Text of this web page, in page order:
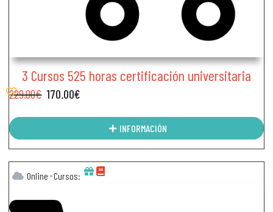
3 Cursos 525 horas certificación universitaria
229.00€ 170.00€
INFORMACIÓN
Online Cursos: